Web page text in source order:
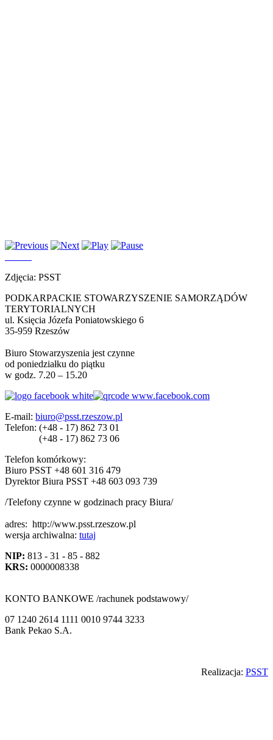
Zdjęcia: PSST
PODKARPACKIE STOWARZYSZENIE SAMORZĄDÓW
TERYTORIALNYCH
ul. Księcia Józefa Poniatowskiego 6
35-959 Rzeszów
Biuro Stowarzyszenia jest czynne
od poniedziałku do piątku
w godz. 7.20 – 15.20
E-mail: biuro@psst.rzeszow.pl
Telefon: (+48 - 17) 862 73 01
(+48 - 17) 862 73 06
Telefon komórkowy:
Biuro PSST +48 601 316 479
Dyrektor Biura PSST +48 603 093 739
/Telefony czynne w godzinach pracy Biura/
adres: http://www.psst.rzeszow.pl
wersja archiwalna: tutaj
NIP: 813 - 31 - 85 - 882
KRS: 0000008338
KONTO BANKOWE /rachunek podstawowy/
07 1240 2614 1111 0010 9744 3233
Bank Pekao S.A.
Realizacja: PSST